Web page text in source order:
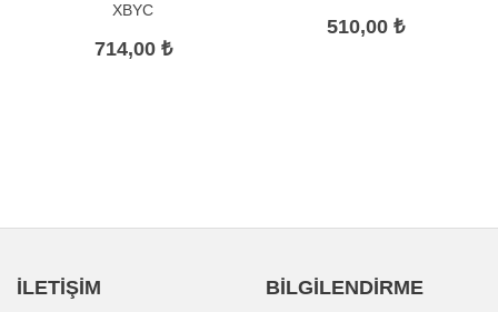
XBYC
714,00 ₺
510,00 ₺
İLETİŞİM BİLGİLENDİRME